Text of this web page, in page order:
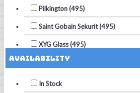
Pilkington (495)
Saint Gobain Sekurit (495)
XYG Glass (495)
Availability
In Stock